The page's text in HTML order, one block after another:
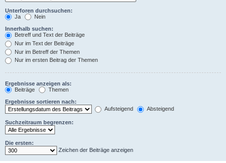
Unterforen durchsuchen:
Ja
Nein
Innerhalb suchen:
Betreff und Text der Beiträge
Nur im Text der Beiträge
Nur im Betreff der Themen
Nur im ersten Beitrag der Themen
Ergebnisse anzeigen als:
Beiträge
Themen
Ergebnisse sortieren nach:
Aufsteigend
Absteigend
Suchzeitraum begrenzen:
Die ersten:
Zeichen der Beiträge anzeigen